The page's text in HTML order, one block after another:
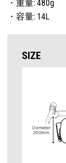
・重量: 480g
・容量: 14L
SIZE